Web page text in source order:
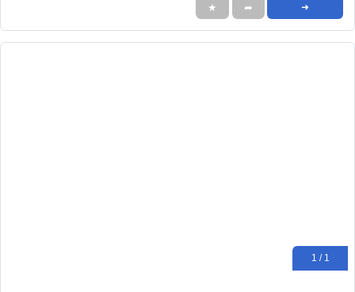
★ ➦ ➜
1 / 1